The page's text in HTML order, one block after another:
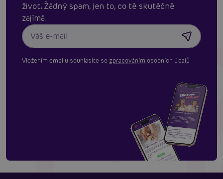
život. Žádný spam, jen to, co tě skutěčně
zajímá.
Vložením emailu souhlasíte se zpracováním osobních údajů